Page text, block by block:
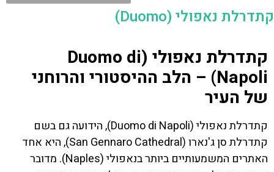
קתדרלת נאפולי (Duomo)
קתדרלת נאפולי (Duomo di
Napoli) – הלב ההיסטורי והרוחני
של העיר
קתדרלת נאפולי (Duomo di Napoli), הידועה גם בשם
קתדרלת סן ג'נארו (San Gennaro Cathedral), היא אחד
האתרים המשמעותיים ביותר בנאפולי (Naples). מדובר